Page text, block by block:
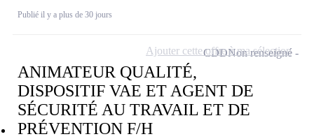
Publié il y a plus de 30 jours
ANIMATEUR QUALITÉ,
DISPOSITIF VAE ET AGENT DE
SÉCURITÉ AU TRAVAIL ET DE
PRÉVENTION F/H
CDDNon renseigné
Ajouter cette offre à ma sélection